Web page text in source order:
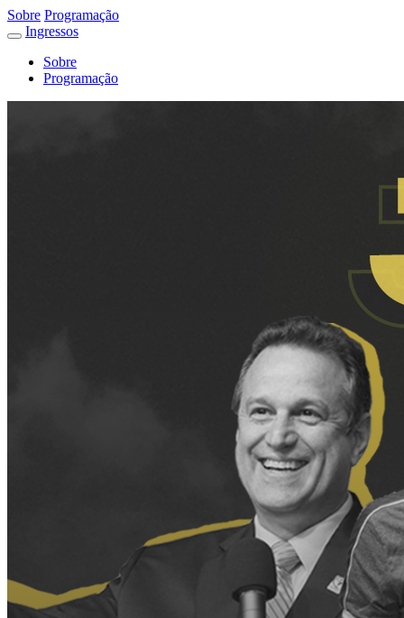
Sobre Programação
Ingressos
Sobre
Programação